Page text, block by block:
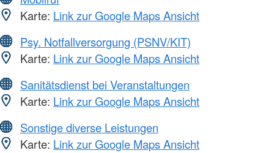
Karte: Link zur Google Maps Ansicht
Psy. Notfallversorgung (PSNV/KIT)
Karte: Link zur Google Maps Ansicht
Sanitätsdienst bei Veranstaltungen
Karte: Link zur Google Maps Ansicht
Sonstige diverse Leistungen
Karte: Link zur Google Maps Ansicht